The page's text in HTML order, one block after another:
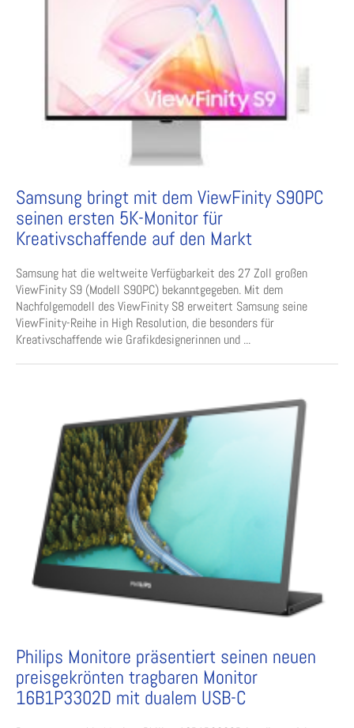
Samsung bringt mit dem ViewFinity S90PC
seinen ersten 5K-Monitor für
Kreativschaffende auf den Markt
Samsung hat die weltweite Verfügbarkeit des 27 Zoll großen
ViewFinity S9 (Modell S90PC) bekanntgegeben. Mit dem
Nachfolgemodell des ViewFinity S8 erweitert Samsung seine
ViewFinity-Reihe in High Resolution, die besonders für
Kreativschaffende wie Grafikdesignerinnen und ...
Philips Monitore präsentiert seinen neuen
preisgekrönten tragbaren Monitor
16B1P3302D mit dualem USB-C